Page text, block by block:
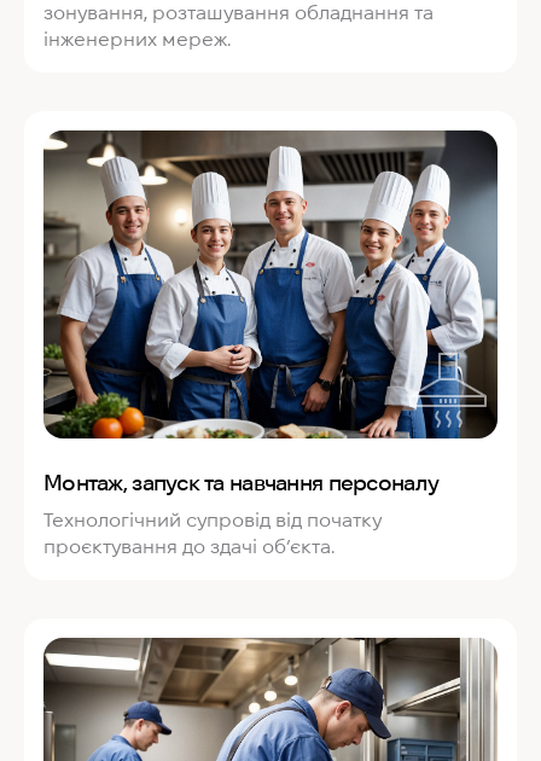
зонування, розташування обладнання та
інженерних мереж.
Монтаж, запуск та навчання персоналу
Технологічний супровід від початку
проєктування до здачі об’єкта.